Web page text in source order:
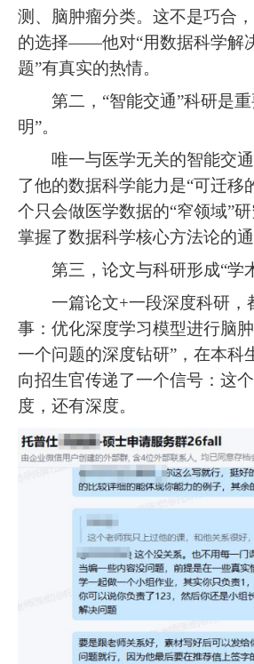
测、脑肿瘤分类。这不是巧合
的选择——他对“用数据科学解
题”有真实的热情。
第二，“智能交通”科研是重
明”。
唯一与医学无关的智能交通
了他的数据科学能力是“可迁
个只会做医学数据的“窄领域”
掌握了数据科学核心方法论的通
第三，论文与科研形成“学术
一篇论文+一段深度科研，
事：优化深度学习模型进行脑
一个问题的深度钻研”，在本科
向招生官传递了一个信号：这
度，还有深度。